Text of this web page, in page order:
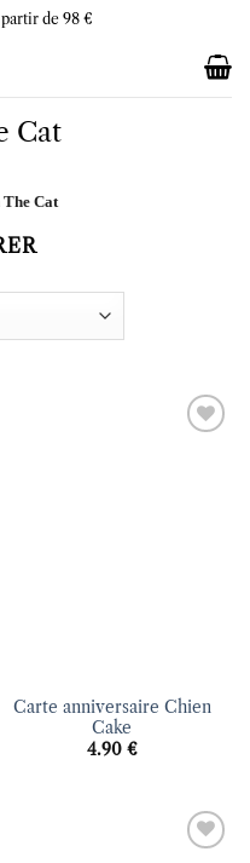
de 98 €
Cat
The Cat
Carte anniversaire Chien
Cake
4.90 €